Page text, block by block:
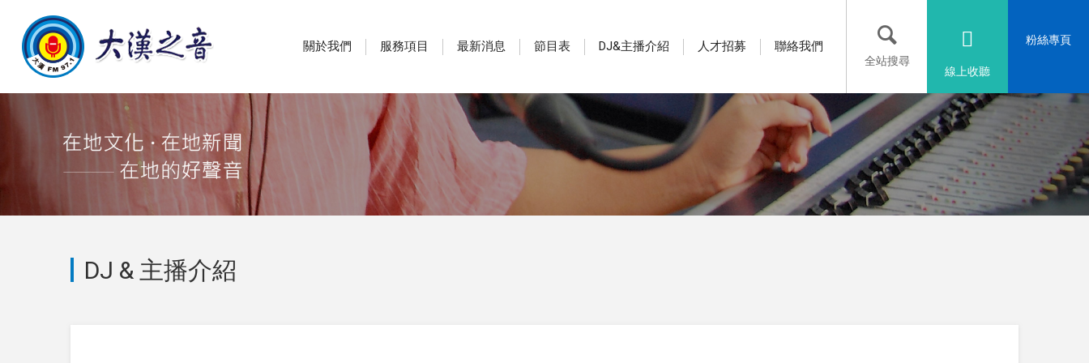
粉絲專頁
線上收聽
全站搜尋
關於我們 服務項目 最新消息 節目表 DJ&主播介紹 人才招募 聯絡我們
DJ & 主播介紹